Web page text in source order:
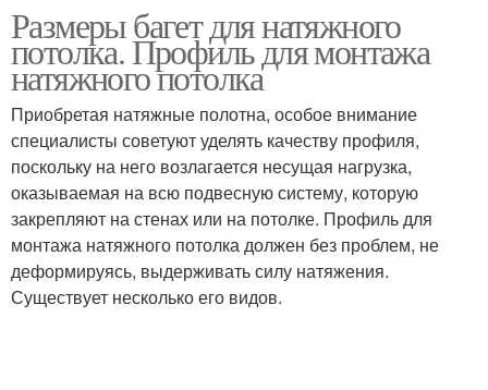
Размеры багет для натяжного
потолка. Профиль для монтажа
натяжного потолка
Приобретая натяжные полотна, особое внимание
специалисты советуют уделять качеству профиля,
поскольку на него возлагается несущая нагрузка,
оказываемая на всю подвесную систему, которую
закрепляют на стенах или на потолке. Профиль для
монтажа натяжного потолка должен без проблем, не
деформируясь, выдерживать силу натяжения.
Существует несколько его видов.